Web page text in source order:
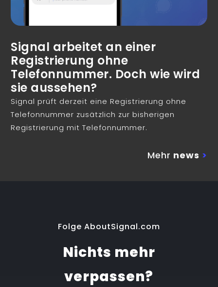
Signal arbeitet an einer
Registrierung ohne
Telefonnummer. Doch wie wird
sie aussehen?
Signal prüft derzeit eine Registrierung ohne
Telefonnummer zusätzlich zur bisherigen
Registrierung mit Telefonnummer.
Mehr news >
Folge AboutSignal.com
Nichts mehr
verpassen?